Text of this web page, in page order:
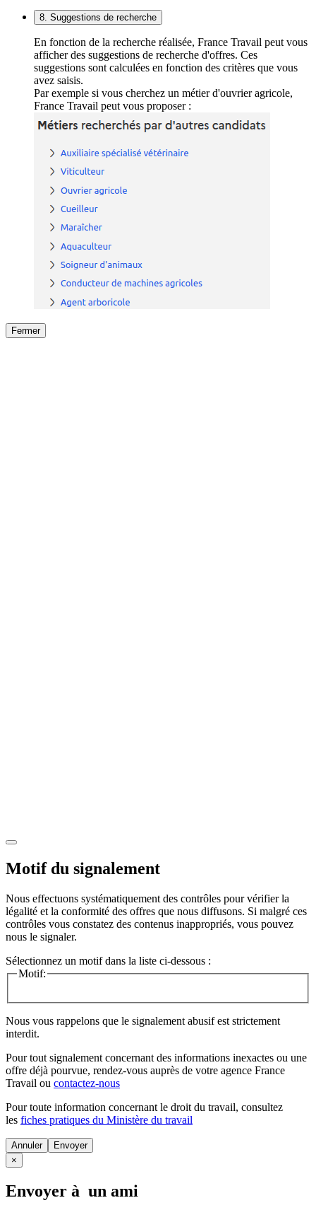
8. Suggestions de recherche
En fonction de la recherche réalisée, France Travail peut vous
afficher des suggestions de recherche d'offres. Ces
suggestions sont calculées en fonction des critères que vous
avez saisis.
Par exemple si vous cherchez un métier d'ouvrier agricole,
France Travail peut vous proposer :
Fermer
Motif du signalement
Nous effectuons systématiquement des contrôles pour vérifier la
légalité et la conformité des offres que nous diffusons. Si malgré ces
contrôles vous constatez des contenus inappropriés, vous pouvez
nous le signaler.
Sélectionnez un motif dans la liste ci-dessous :
Motif:
Nous vous rappelons que le signalement abusif est strictement
interdit.
Pour tout signalement concernant des informations inexactes ou une
offre déjà pourvue, rendez-vous auprès de votre agence France
Travail ou contactez-nous
Pour toute information concernant le droit du travail, consultez
les fiches pratiques du Ministère du travail
Annuler
×
Envoyer à un ami